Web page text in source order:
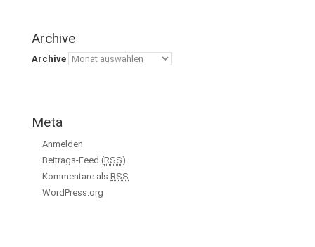
Archive
Archive
Meta
Anmelden
Beitrags-Feed (RSS)
Kommentare als RSS
WordPress.org